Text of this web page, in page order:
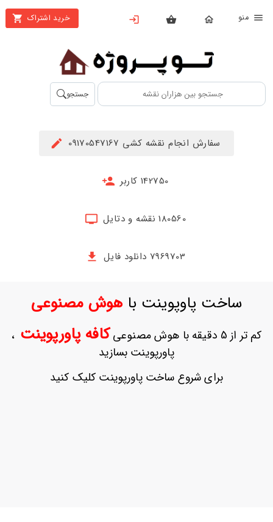
خرید اشتراک
بستن
محصولات
تهیه
اشتراک
حساب
ثبت
بازیابی
جستجو
سفارش انجام نقشه کشی 09170547167
142750 کاربر
180560 نقشه و دتایل
7969703 دانلود فایل
ساخت پاوپوینت باهوش مصنوعی
کم تر از 5 دقیقه با هوش مصنوعی کافه پاورپوینت ،
پاورپوینت بسازید
برای شروع ساخت پاورپوینت کلیک کنید